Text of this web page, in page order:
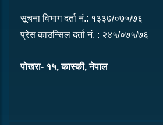
सूचना विभाग दर्ता नं.: १३३७/०७५/७६
प्रेस काउन्सिल दर्ता नं. : २४५/०७५/७६
पोखरा- १५, कास्की, नेपाल